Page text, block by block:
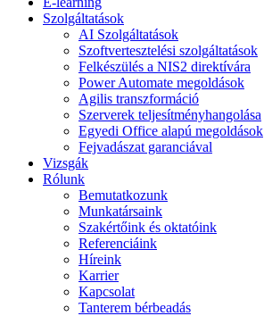
Szolgáltatások
AI Szolgáltatások
Szoftvertesztelési szolgáltatások
Felkészülés a NIS2 direktívára
Power Automate megoldások
Agilis transzformáció
Szerverek teljesítményhangolása
Egyedi Office alapú megoldások
Fejvadászat garanciával
Vizsgák
Rólunk
Bemutatkozunk
Munkatársaink
Szakértőink és oktatóink
Referenciáink
Híreink
Karrier
Kapcsolat
Tanterem bérbeadás